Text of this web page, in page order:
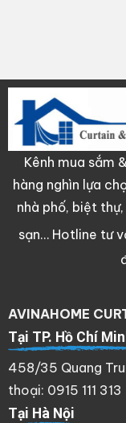
Kênh mua sắm
hàng nghìn lựa
nhà phố, biệt
sạn… Hotline tư
AVINAHOME
Tại TP. Hồ Chí
458/35 Quang
thoại: 0915 111 313
Tại Hà Nội